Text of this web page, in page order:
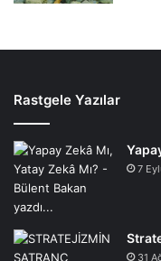
Rastgele Yazılar
7
31